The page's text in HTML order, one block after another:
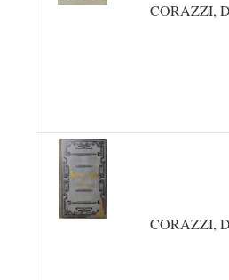
CORAZZI,
CORAZZI,